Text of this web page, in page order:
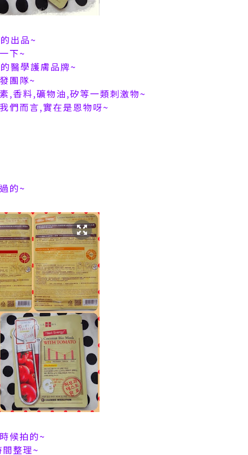
出品~
下~
醫學護膚品牌~
團隊~
,香料,礦物油,矽等一類刺激物~
們而言,實在是恩物呀~
的~
候拍的~
整理~